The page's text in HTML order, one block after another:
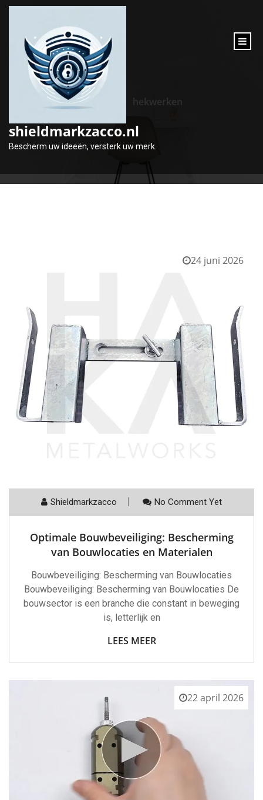
inhoud
shieldmarkzacco.nl
Bescherm uw ideeën, versterk uw merk.
Tag: hekwerken
24 juni 2026
Shieldmarkzacco No Comment Yet
Optimale Bouwbeveiliging: Bescherming
van Bouwlocaties en Materialen
Bouwbeveiliging: Bescherming van Bouwlocaties
Bouwbeveiliging: Bescherming van Bouwlocaties De
bouwsector is een branche die constant in beweging
is, letterlijk en
LEES MEER
22 april 2026